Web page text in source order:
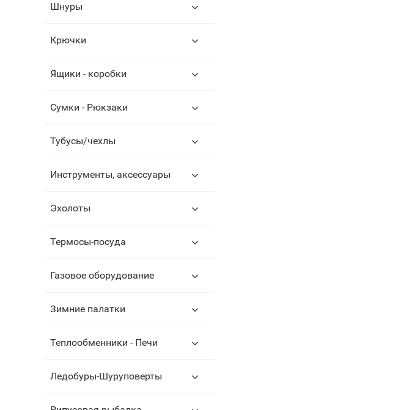
Шнуры
Крючки
Ящики - коробки
Сумки - Рюкзаки
Тубусы/чехлы
Инструменты, аксессуары
Эхолоты
Термосы-посуда
Газовое оборудование
Зимние палатки
Теплообменники - Печи
Ледобуры-Шуруповерты